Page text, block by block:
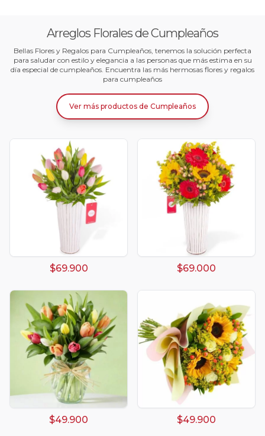
Arreglos Florales de Cumpleaños
Bellas Flores y Regalos para Cumpleaños, tenemos la solución perfecta
para saludar con estilo y elegancia a las personas que más estima en su
día especial de cumpleaños. Encuentra las más hermosas flores y regalos
para cumpleaños
Ver más productos de Cumpleaños
$69.900 $69.000
$49.900 $49.900